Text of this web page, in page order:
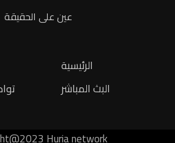
عين على الحقيقة
الرئيسية
البث المباشر
Huria network